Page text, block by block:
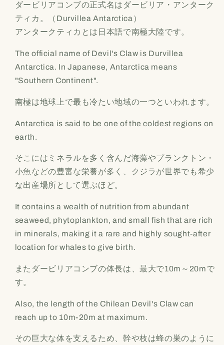
ダービリアコンブの正式名はダービリア・アンターク
ティカ。
（Durvillea Antarctica）
アンタークティカとは日本語で南極大陸です。
The official name of Devil's Claw is Durvillea
Antarctica. In Japanese, Antarctica means
"Southern Continent".
南極は地球上で最も冷たい地域の一つといわれます。
Antarctica is said to be one of the coldest regions on
earth.
そこにはミネラルを多く含んだ海藻やプランクトン・
小魚などの豊富な栄養が多く、クジラが世界でも希少
な出産場所として選ぶほど。
It contains a wealth of nutrition from abundant
seaweed, phytoplankton, and small fish that are rich
in minerals, making it a rare and highly sought-after
location for whales to give birth.
またダービリアコンブの体長は、最大で10m～20mで
す。
Also, the length of the Chilean Devil's Claw can
reach up to 10m-20m at maximum.
その巨大な体を支えるため、幹や枝は蜂の巣のように